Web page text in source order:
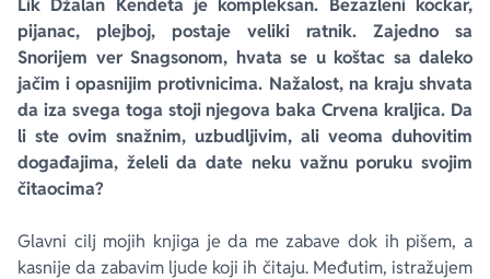
Lik Džalan Kendeta je kompleksan. Bezazleni kockar,
pijanac, plejboj, postaje veliki ratnik. Zajedno sa
Snorijem ver Snagsonom, hvata se u koštac sa daleko
jačim i opasnijim protivnicima. Nažalost, na kraju shvata
da iza svega toga stoji njegova baka Crvena kraljica. Da
li ste ovim snažnim, uzbudljivim, ali veoma duhovitim
događajima, želeli da date neku važnu poruku svojim
čitaocima?
Glavni cilj mojih knjiga je da me zabave dok ih pišem, a
kasnije da zabavim ljude koji ih čitaju. Međutim, istražujem